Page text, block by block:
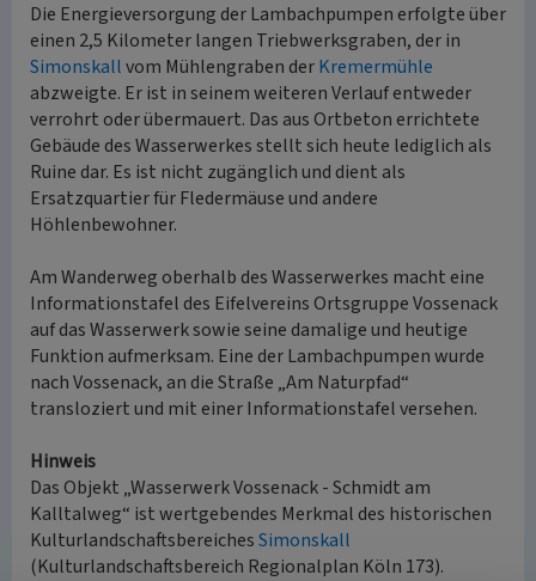
Die Energieversorgung der Lambachpumpen erfolgte über
einen 2,5 Kilometer langen Triebwerksgraben, der in
Simonskallvom Mühlengraben derKremermühle
abzweigte. Er ist in seinem weiteren Verlauf entweder
verrohrt oder übermauert. Das aus Ortbeton errichtete
Gebäude des Wasserwerkes stellt sich heute lediglich als
Ruine dar. Es ist nicht zugänglich und dient als
Ersatzquartier für Fledermäuse und andere
Höhlenbewohner.
Am Wanderweg oberhalb des Wasserwerkes macht eine
Informationstafel des Eifelvereins Ortsgruppe Vossenack
auf das Wasserwerk sowie seine damalige und heutige
Funktion aufmerksam. Eine der Lambachpumpen wurde
nach Vossenack, an die Straße „Am Naturpfad“
transloziert und mit einer Informationstafel versehen.
Hinweis
Das Objekt „Wasserwerk Vossenack - Schmidt am
Kalltalweg“ ist wertgebendes Merkmal des historischen
KulturlandschaftsbereichesSimonskall
(Kulturlandschaftsbereich Regionalplan Köln 173).